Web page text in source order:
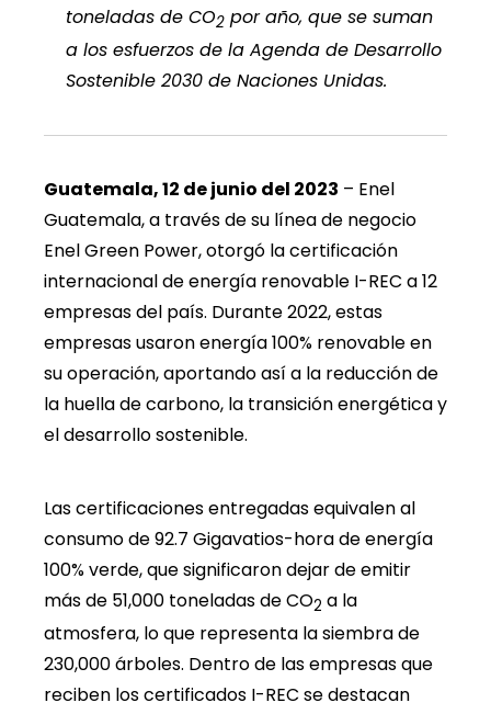
toneladas de CO2 por año, que se suman
a los esfuerzos de la Agenda de Desarrollo
Sostenible 2030 de Naciones Unidas.
Guatemala, 12 de junio del 2023 – Enel
Guatemala, a través de su línea de negocio
Enel Green Power, otorgó la certificación
internacional de energía renovable I-REC a 12
empresas del país. Durante 2022, estas
empresas usaron energía 100% renovable en
su operación, aportando así a la reducción de
la huella de carbono, la transición energética y
el desarrollo sostenible.
Las certificaciones entregadas equivalen al
consumo de 92.7 Gigavatios-hora de energía
100% verde, que significaron dejar de emitir
más de 51,000 toneladas de CO2 a la
atmosfera, lo que representa la siembra de
230,000 árboles. Dentro de las empresas que
reciben los certificados I-REC se destacan